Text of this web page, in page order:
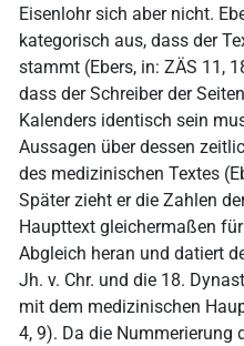
Eisenlohr sich aber nicht.
kategorisch aus, dass der
stammt (Ebers, in: ZÄS 11,
dass der Schreiber der
Kalenders identisch sein
Aussagen über dessen
des medizinischen Textes
Später zieht er die Zahlen
Haupttext gleichermaßen
Abgleich heran und datiert
Jh. v. Chr. und die 18.
mit dem medizinischen
4, 9). Da die Nummerierung